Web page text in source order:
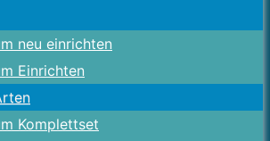
neu einrichten
Einrichten
Komplettset